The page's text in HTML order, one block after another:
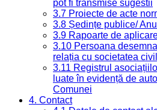
pot fi transmise sugestii
3.7 Proiecte de acte
3.8 Ședințe publice/
3.9 Rapoarte de
3.10 Persoana
relația cu societatea
3.11 Registrul
luate în evidență de
Comunei
4. Contact